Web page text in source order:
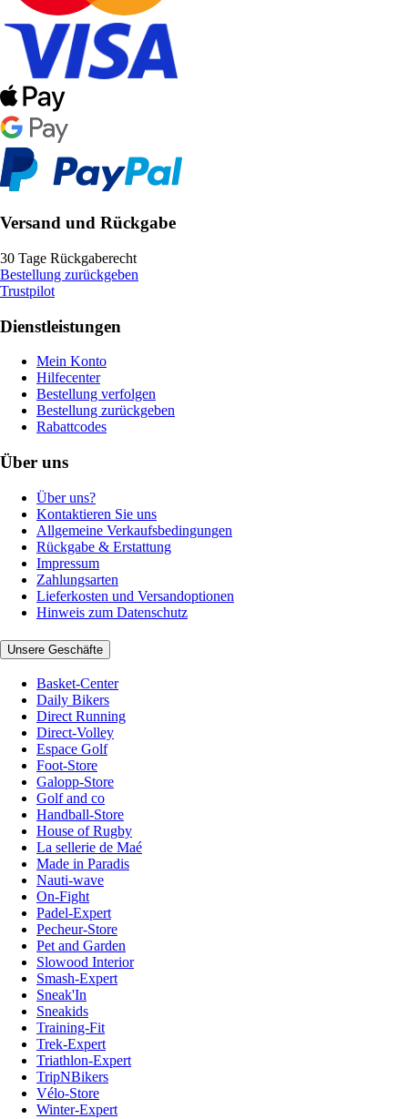
Versand und Rückgabe
30 Tage Rückgaberecht
Bestellung zurückgeben
Trustpilot
Dienstleistungen
Mein Konto
Hilfecenter
Bestellung verfolgen
Bestellung zurückgeben
Rabattcodes
Über uns
Über uns?
Kontaktieren Sie uns
Allgemeine Verkaufsbedingungen
Rückgabe & Erstattung
Impressum
Zahlungsarten
Lieferkosten und Versandoptionen
Hinweis zum Datenschutz
Unsere Geschäfte
Basket-Center
Daily Bikers
Direct Running
Direct-Volley
Espace Golf
Foot-Store
Galopp-Store
Golf and co
Handball-Store
House of Rugby
La sellerie de Maé
Made in Paradis
Nauti-wave
On-Fight
Padel-Expert
Pecheur-Store
Pet and Garden
Slowood Interior
Smash-Expert
Sneak'In
Sneakids
Training-Fit
Trek-Expert
Triathlon-Expert
TripNBikers
Vélo-Store
Winter-Expert